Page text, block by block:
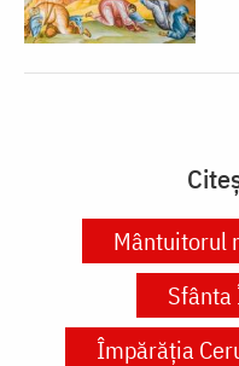
Mântuitorul
Împărăția